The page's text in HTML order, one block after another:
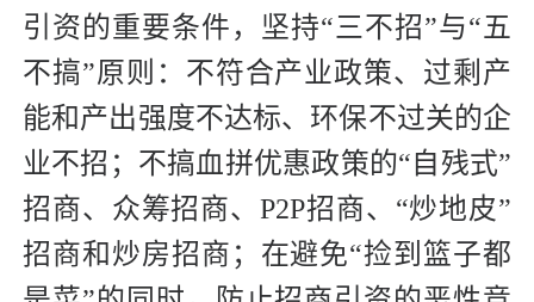
引资的重要条件，坚持“三不招”与“五
不搞”原则：不符合产业政策、过剩产
能和产出强度不达标、环保不过关的企
业不招；不搞血拼优惠政策的“自残式”
招商、众筹招商、P2P招商、“炒地皮”
招商和炒房招商；在避免“捡到篮子都